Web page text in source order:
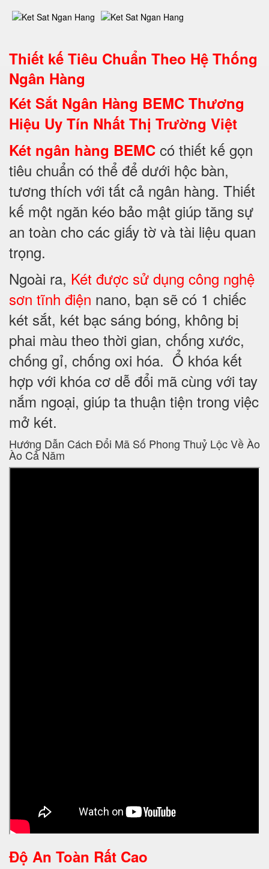
Thiết kế Tiêu Chuẩn Theo Hệ Thống
Ngân Hàng
Két Sắt Ngân Hàng BEMC Thương
Hiệu Uy Tín Nhất Thị Trường Việt
Két ngân hàng BEMC có thiết kế gọn
tiêu chuẩn có thể để dưới hộc bàn,
tương thích với tất cả ngân hàng. Thiết
kế một ngăn kéo bảo mật giúp tăng sự
an toàn cho các giấy tờ và tài liệu quan
trọng.
Ngoài ra, Két được sử dụng công nghệ
sơn tĩnh điện nano, bạn sẽ có 1 chiếc
két sắt, két bạc sáng bóng, không bị
phai màu theo thời gian, chống xước,
chống gỉ, chống oxi hóa. Ổ khóa kết
hợp với khóa cơ dễ đổi mã cùng với tay
nắm ngoại, giúp ta thuận tiện trong việc
mở két.
Hướng Dẫn Cách Đổi Mã Số Phong Thuỷ Lộc Về Ào
Ào Cả Năm
Độ An Toàn Rất Cao